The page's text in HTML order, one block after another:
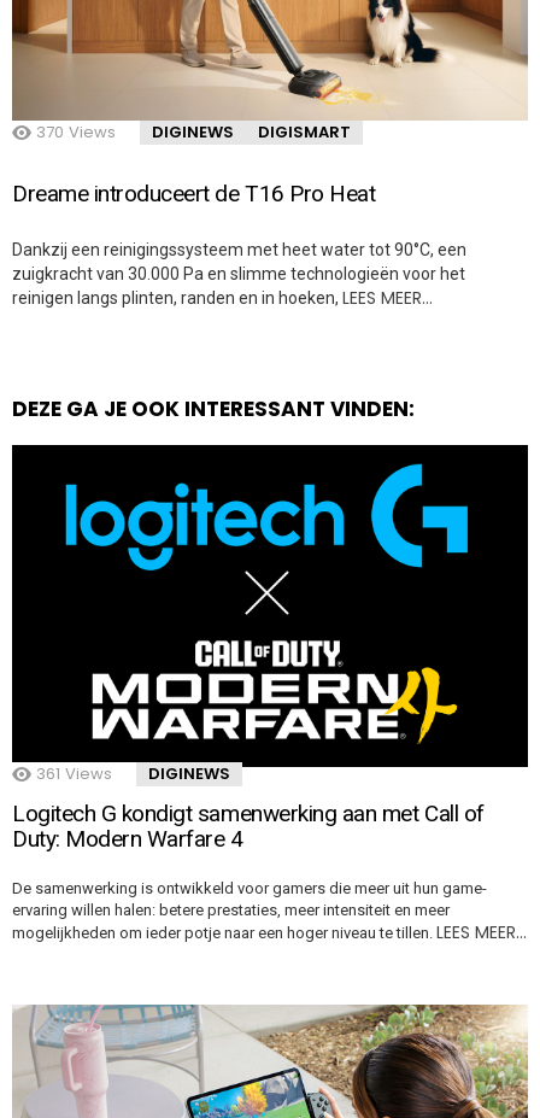
370 Views DIGINEWS DIGISMART
Dreame introduceert de T16 Pro Heat
Dankzij een reinigingssysteem met heet water tot 90°C, een
zuigkracht van 30.000 Pa en slimme technologieën voor het
reinigen langs plinten, randen en in hoeken, LEES MEER…
DEZE GA JE OOK INTERESSANT VINDEN:
361 Views DIGINEWS
Logitech G kondigt samenwerking aan met Call of
Duty: Modern Warfare 4
De samenwerking is ontwikkeld voor gamers die meer uit hun game-
ervaring willen halen: betere prestaties, meer intensiteit en meer
mogelijkheden om ieder potje naar een hoger niveau te tillen. LEES MEER…